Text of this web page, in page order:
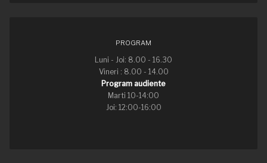
PROGRAM
Luni - Joi: 8.00 - 16.30
Vineri : 8.00 - 14.00
Program audiente
Marti 10-14:00
Joi: 12:00-16:00